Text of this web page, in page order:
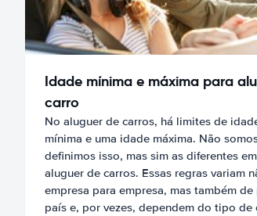
Idade mínima e máxima para
carro
No aluguer de carros, há limites de
mínima e uma idade máxima. Não
definimos isso, mas sim as diferentes
aluguer de carros. Essas regras variam
empresa para empresa, mas também de
país e, por vezes, dependem do tipo de